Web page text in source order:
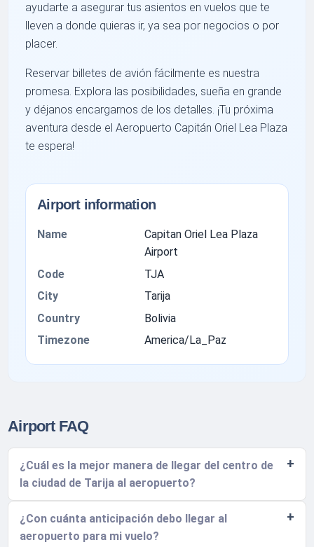
ayudarte a asegurar tus asientos en vuelos que te
lleven a donde quieras ir, ya sea por negocios o por
placer.
Reservar billetes de avión fácilmente es nuestra
promesa. Explora las posibilidades, sueña en grande
y déjanos encargarnos de los detalles. ¡Tu próxima
aventura desde el Aeropuerto Capitán Oriel Lea Plaza
te espera!
Airport information
Name
Capitan Oriel Lea Plaza
Airport
Code
TJA
City
Tarija
Country
Bolivia
Timezone
America/La_Paz
Airport FAQ
¿Cuál es la mejor manera de llegar del centro de
la ciudad de Tarija al aeropuerto?
¿Con cuánta anticipación debo llegar al
aeropuerto para mi vuelo?